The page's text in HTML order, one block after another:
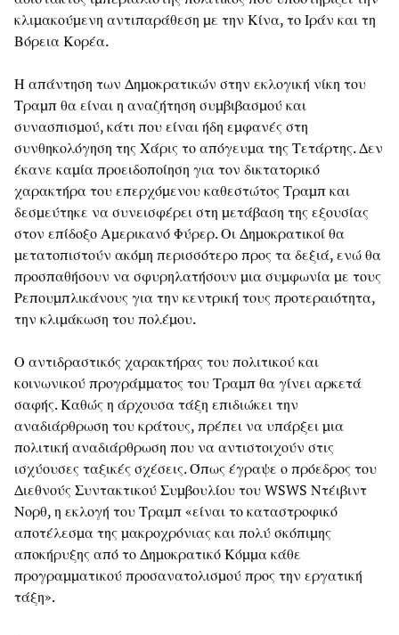
κλιμακούμενη αντιπαράθεση με την Κίνα, το Ιράν και τη
Βόρεια Κορέα.
Η απάντηση των Δημοκρατικών στην εκλογική νίκη του
Τραμπ θα είναι η αναζήτηση συμβιβασμού και
συνασπισμού, κάτι που είναι ήδη εμφανές στη
συνθηκολόγηση της Χάρις το απόγευμα της Τετάρτης. Δεν
έκανε καμία προειδοποίηση για τον δικτατορικό
χαρακτήρα του επερχόμενου καθεστώτος Τραμπ και
δεσμεύτηκε να συνεισφέρει στη μετάβαση της εξουσίας
στον επίδοξο Αμερικανό Φύρερ. Οι Δημοκρατικοί θα
μετατοπιστούν ακόμη περισσότερο προς τα δεξιά, ενώ θα
προσπαθήσουν να σφυρηλατήσουν μια συμφωνία με τους
Ρεπουμπλικάνους για την κεντρική τους προτεραιότητα,
την κλιμάκωση του πολέμου.
Ο αντιδραστικός χαρακτήρας του πολιτικού και
κοινωνικού προγράμματος του Τραμπ θα γίνει αρκετά
σαφής. Καθώς η άρχουσα τάξη επιδιώκει την
αναδιάρθρωση του κράτους, πρέπει να υπάρξει μια
πολιτική αναδιάρθρωση που να αντιστοιχούν στις
ισχύουσες ταξικές σχέσεις. Όπως έγραψε ο πρόεδρος του
Διεθνούς Συντακτικού Συμβουλίου του WSWS Ντέιβιντ
Νορθ, η εκλογή του Τραμπ «είναι το καταστροφικό
αποτέλεσμα της μακροχρόνιας και πολύ σκόπιμης
αποκήρυξης από το Δημοκρατικό Κόμμα κάθε
προγραμματικού προσανατολισμού προς την εργατική
τάξη».